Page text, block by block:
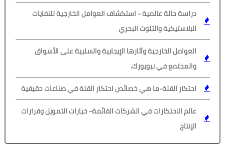
دراسة حالة عالمية - استكشاف العوامل الخارجية للنفايات
البلاستيكية والتلوث البحري
العوامل الخارجية وآثارها الإيجابية والسلبية على الأسواق
والمجتمع في نيويورك.
احتكار القلة-ما هي خصائص احتكار القلة في صناعات حقيقية
عالم الاحتكارات في الشركات القائمة- خيارات التمويل وقرارات
الإنتاج